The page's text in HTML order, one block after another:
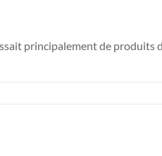
principalement de produits